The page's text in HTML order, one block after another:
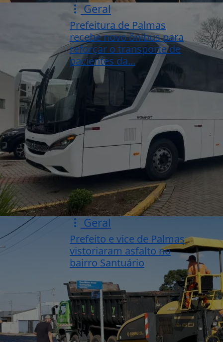
Geral
Prefeitura de Palmas
recebe novo ônibus para
reforçar o transporte de
pacientes da...
Geral
Prefeito e vice de Palmas
vistoriaram asfalto no
bairro Santuário